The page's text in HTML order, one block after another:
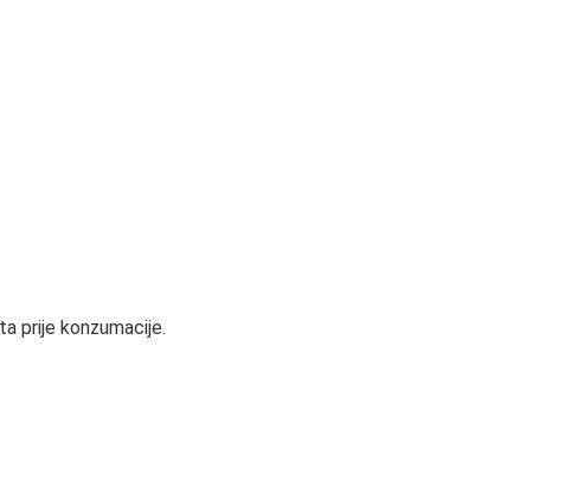
prije konzumacije.